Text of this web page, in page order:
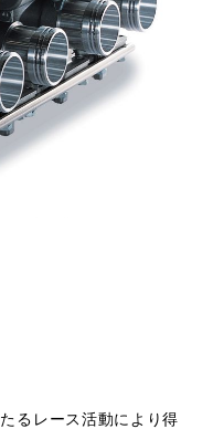
るレース活動により得